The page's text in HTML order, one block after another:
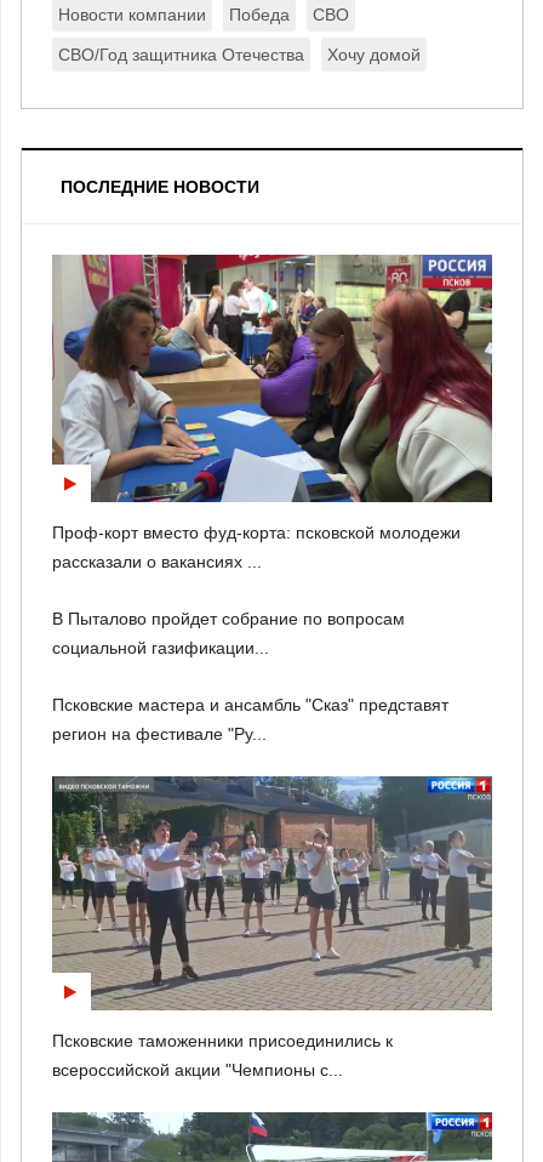
Новости компании Победа СВО
СВО/Год защитника Отечества Хочу домой
ПОСЛЕДНИЕ НОВОСТИ
Проф-корт вместо фуд-корта: псковской молодежи
рассказали о вакансиях ...
В Пыталово пройдет собрание по вопросам
социальной газификации...
Псковские мастера и ансамбль "Сказ" представят
регион на фестивале "Ру...
Псковские таможенники присоединились к
всероссийской акции "Чемпионы с...